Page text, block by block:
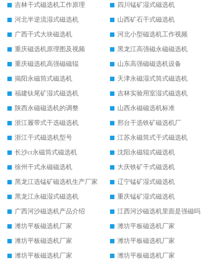
吉林干式磁选机工作原理
四川锰矿湿式磁选机
河北半逆流湿式磁选机
山西矿石干式磁选机
广西干式大块磁选机
河北小型磁选机工作视频
重庆磁选机原理图及视频
黑龙江高强磁永磁磁选机
重庆磁选机高强磁磁辊
山东高强磁磁选机设备
揭阳永磁筒式磁选机
天津永磁湿式筒式磁选机
福建钛尾矿湿式磁选机
吉林实验用室湿式磁选机
陕西永磁磁选机的调整
山西永磁磁选机标准
浙江履带式干选磁选机
邢台干选铁矿磁选机厂
浙江干式磁选机型号
江苏永磁筒式干式磁选机
长沙ct永磁筒式磁选机
沈阳永磁辊式磁选机
徐州干式永磁磁选机
大庆铁矿干式磁选机
黑龙江选锰矿磁选机生产厂家
辽宁锰矿湿式磁选机
黑龙江永磁湿式磁选机
重庆锰矿湿式磁选机
广西河沙磁选机产品介绍
江西河沙磁选机里面是强磁吗
潍坊平板磁选机厂家
潍坊平板磁选机厂家
潍坊平板磁选机厂家
潍坊平板磁选机厂家
潍坊平板磁选机厂家
潍坊平板磁选机厂家